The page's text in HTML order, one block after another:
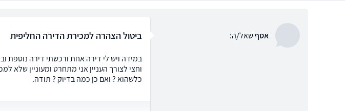
אסףשאל/ה: ביטול הצהרה למכירת הדירה החליפית
וחצי לצורך העניין אני מתחרט ומעוניין
כלשהוא ? ואם כן כמה בדיוק ? תודה.